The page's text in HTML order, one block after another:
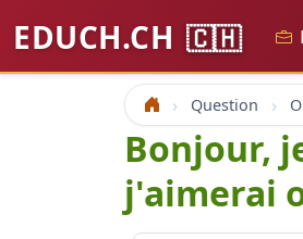
EDUCH.CH 🇨🇭
Accueil Question
Bonjour,
j'aimerai